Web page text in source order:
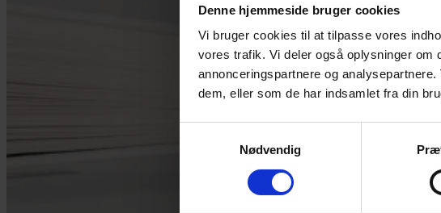
Denne hjemmeside bruger cookies
Vi bruger cookies til at tilpasse vores
vores trafik. Vi deler også oplysninger om
annonceringspartnere og
dem, eller som de har indsamlet fra din
Nødvendig